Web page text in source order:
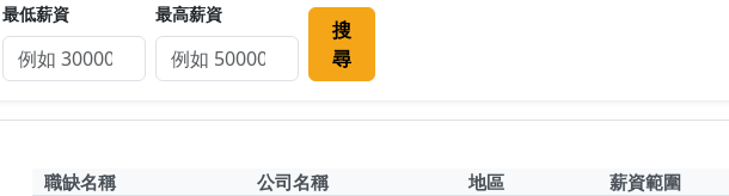
最低薪資 最高薪資
搜
尋
職缺名稱 公司名稱 地區 薪資範圍